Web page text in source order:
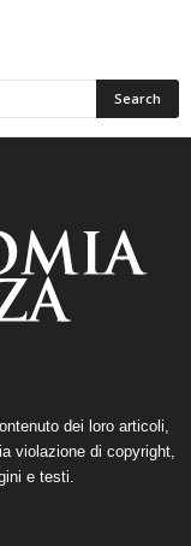
dei loro articoli,
violazione di copyright,
e testi.